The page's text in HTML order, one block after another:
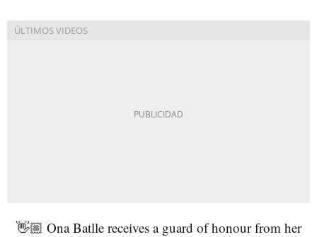
👋🏼 Ona Batlle receives a guard of honour from her